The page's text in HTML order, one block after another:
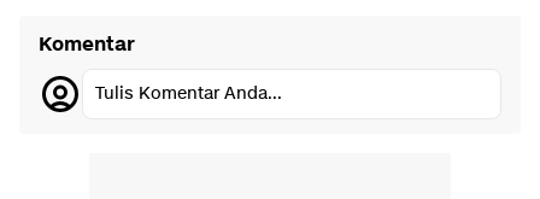
Komentar
Tulis Komentar Anda...